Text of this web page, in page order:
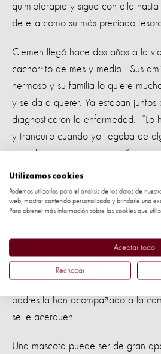
quimioterapia y sigue con ella
de ella como su más preciado
Clemen llegó hace dos años a la
cachorrito de mes y medio. Sus
hermoso y su familia lo quiere
y se da a querer. Ya estaban juntos
diagnosticaron la enfermedad. “Lo
y tranquilo cuando yo llegaba de
cuando recién me operaron”,
Estudios científicos nos han
tienen capacidades para identificar
sintiendo diferentes tipos de
Estefanía y la acompaña. “Clemen
abrace o acaricie cuando estoy
menciona que su perro la defiende
padres la han acompañado a la
se le acerquen.
Una mascota puede ser de gran
Utilizamos cookies
Podemos utilizarlas para el análisis de los datos de
web, mostrar contenido personalizado y brindarle una
Para obtener más información sobre las cookies que
Aceptar todo
Rechazar